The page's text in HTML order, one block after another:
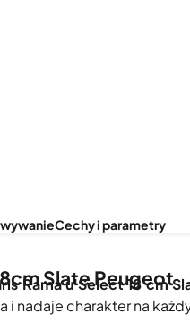
Slate Peugeot
Cechy i parametry
Rama u'Select 18 cm
i nadaje charakter na